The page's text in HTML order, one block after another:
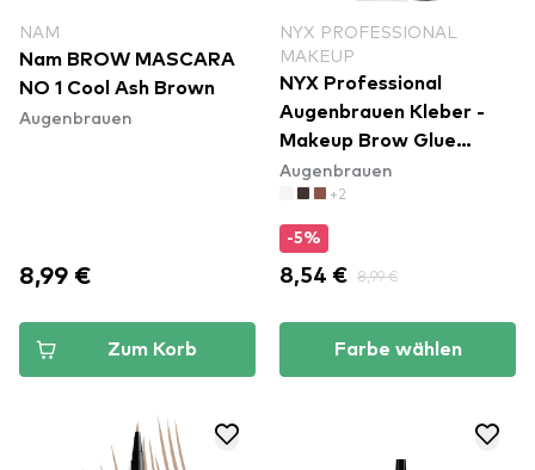
NAM
Nam BROW MASCARA
NO 1 Cool Ash Brown
Augenbrauen
8,99 €
Zum Korb
NYX PROFESSIONAL
MAKEUP
NYX Professional
Augenbrauen Kleber -
Makeup Brow Glue
Instant Brow Styler
Augenbrauen
+2
-5%
8,54 € 8,99 €
Farbe wählen